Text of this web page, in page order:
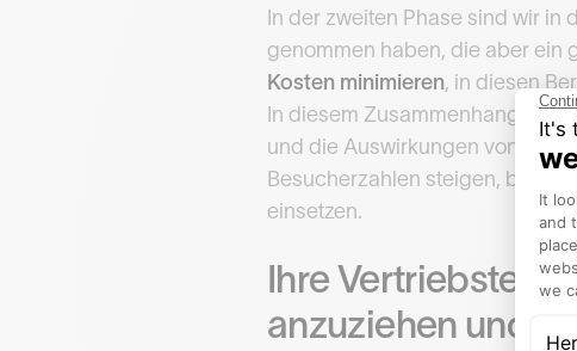
In der zweiten Phase sind wir
genommen haben, die aber ein
Kosten minimieren, in diesen
In diesem Zusammenhang
und die Auswirkungen von
Besucherzahlen steigen,
einsetzen.
Ihre
anzuziehen und